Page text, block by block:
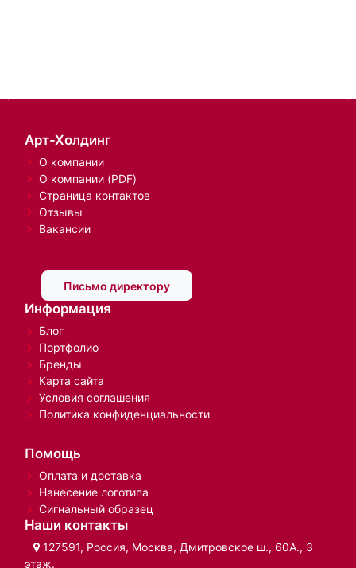
Арт-Холдинг
О компании
О компании (PDF)
Страница контактов
Отзывы
Вакансии
Письмо директору
Информация
Блог
Портфолио
Бренды
Карта сайта
Условия соглашения
Политика конфиденциальности
Помощь
Оплата и доставка
Нанесение логотипа
Сигнальный образец
Наши контакты
127591, Россия, Москва, Дмитровское ш., 60А., 3
этаж.